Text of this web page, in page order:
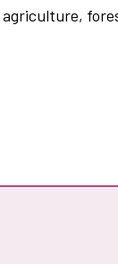
agriculture,